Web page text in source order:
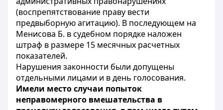
(воспрепятствование праву вести
предвыборную агитацию). В последующем на
Менисова Б. в судебном порядке наложен
штраф в размере 15 месячных расчетных
показателей.
Нарушения законности были допущены
отдельными лицами и в день голосования.
Имели место случаи попыток
неправомерного вмешательства в